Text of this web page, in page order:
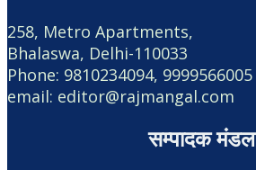
258, Metro Apartments,
Bhalaswa, Delhi-110033
Phone: 9810234094, 9999566005
email: editor@rajmangal.com
सम्पादक मंडल